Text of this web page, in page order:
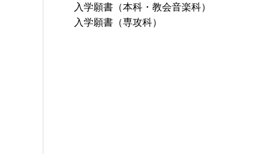
入学願書（本科・教会音楽科）
入学願書（専攻科）